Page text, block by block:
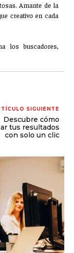
Amante de la
creativo en cada
los buscadores,
SIGUIENTE
Descubre cómo
tus resultados
con solo un clic